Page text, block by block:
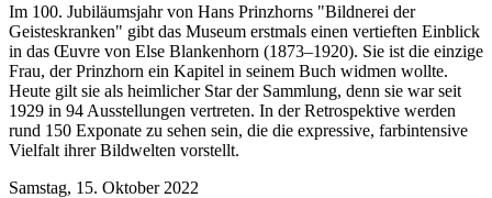
Im 100. Jubiläumsjahr von Hans Prinzhorns "Bildnerei der
Geisteskranken" gibt das Museum erstmals einen vertieften Einblick
in das Œuvre von Else Blankenhorn (1873–1920). Sie ist die einzige
Frau, der Prinzhorn ein Kapitel in seinem Buch widmen wollte.
Heute gilt sie als heimlicher Star der Sammlung, denn sie war seit
1929 in 94 Ausstellungen vertreten. In der Retrospektive werden
rund 150 Exponate zu sehen sein, die die expressive, farbintensive
Vielfalt ihrer Bildwelten vorstellt.
Samstag, 15. Oktober 2022